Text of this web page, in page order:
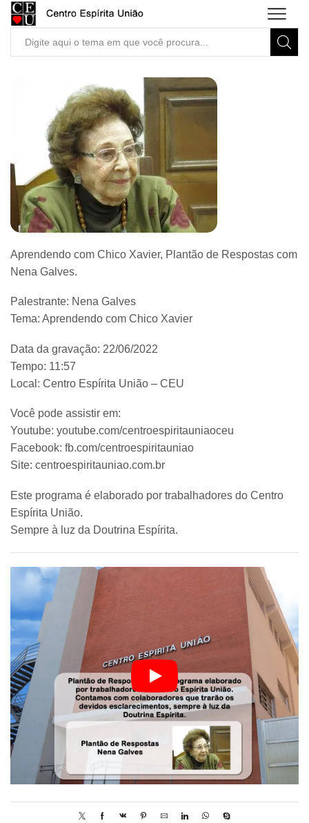
Search
Aprendendo com Chico Xavier, Plantão de Respostas com
Nena Galves.
Palestrante: Nena Galves
Tema: Aprendendo com Chico Xavier
Data da gravação: 22/06/2022
Tempo: 11:57
Local: Centro Espírita União – CEU
Você pode assistir em:
Youtube: youtube.com/centroespiritauniaoceu
Facebook: fb.com/centroespiritauniao
Site: centroespiritauniao.com.br
Este programa é elaborado por trabalhadores do Centro
Espírita União.
Sempre à luz da Doutrina Espírita.